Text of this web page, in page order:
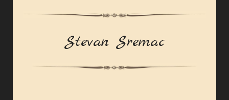
Stevan Sremac